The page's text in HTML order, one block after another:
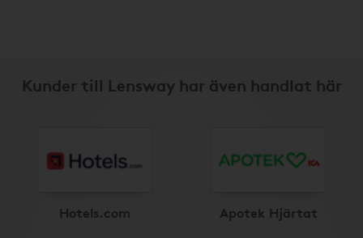
Kunder till Lensway har även handlat här
Hotels.com Apotek Hjärtat